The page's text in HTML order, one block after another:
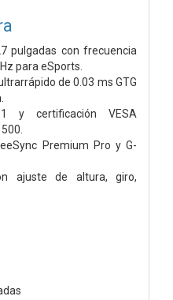
pulgadas con frecuencia
para eSports.
de 0.03 ms GTG
y certificación VESA
Premium Pro y G-
ajuste de altura, giro,